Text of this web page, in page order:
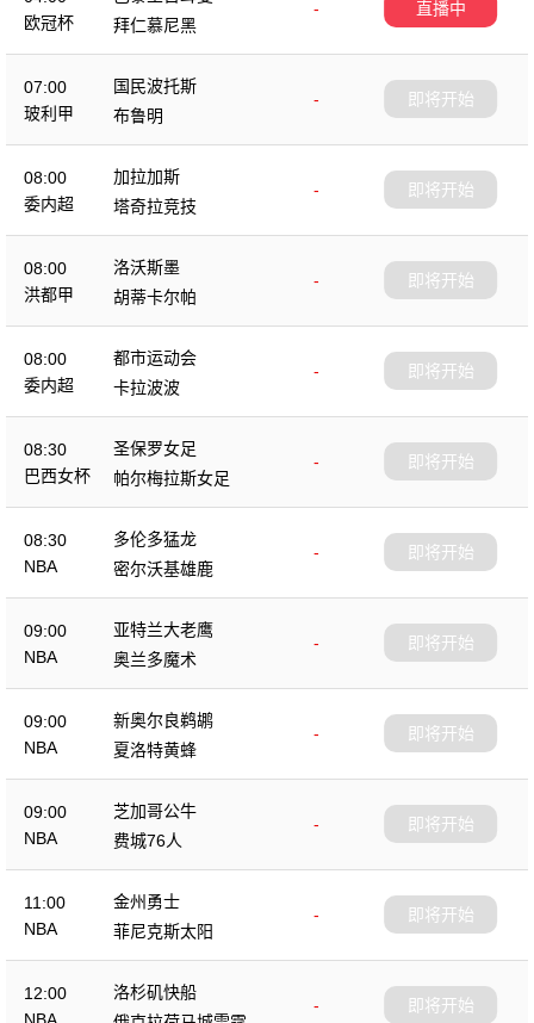
欧冠杯
-
拜仁慕尼黑
直播中
07:00
玻利甲
国民波托斯
-
布鲁明
即将开始
08:00
委内超
加拉加斯
-
塔奇拉竞技
即将开始
08:00
洪都甲
洛沃斯墨
-
胡蒂卡尔帕
即将开始
08:00
委内超
都市运动会
-
卡拉波波
即将开始
08:30
巴西女杯
圣保罗女足
-
帕尔梅拉斯女足
即将开始
08:30
NBA
多伦多猛龙
-
密尔沃基雄鹿
即将开始
09:00
NBA
亚特兰大老鹰
-
奥兰多魔术
即将开始
09:00
NBA
新奥尔良鹈鹕
-
夏洛特黄蜂
即将开始
09:00
NBA
芝加哥公牛
-
费城76人
即将开始
11:00
NBA
金州勇士
-
菲尼克斯太阳
即将开始
12:00
洛杉矶快船
-
即将开始